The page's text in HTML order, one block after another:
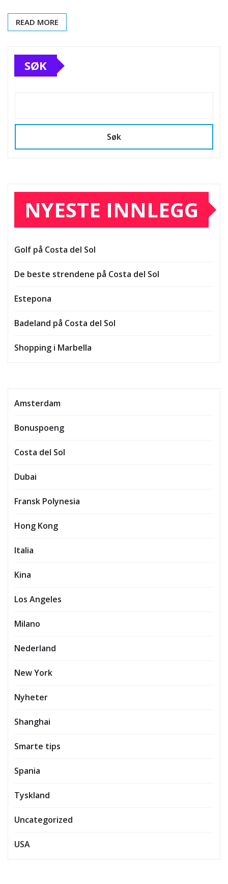
READ MORE
SØK
Søk
NYESTE INNLEGG
Golf på Costa del Sol
De beste strendene på Costa del Sol
Estepona
Badeland på Costa del Sol
Shopping i Marbella
Amsterdam
Bonuspoeng
Costa del Sol
Dubai
Fransk Polynesia
Hong Kong
Italia
Kina
Los Angeles
Milano
Nederland
New York
Nyheter
Shanghai
Smarte tips
Spania
Tyskland
Uncategorized
USA